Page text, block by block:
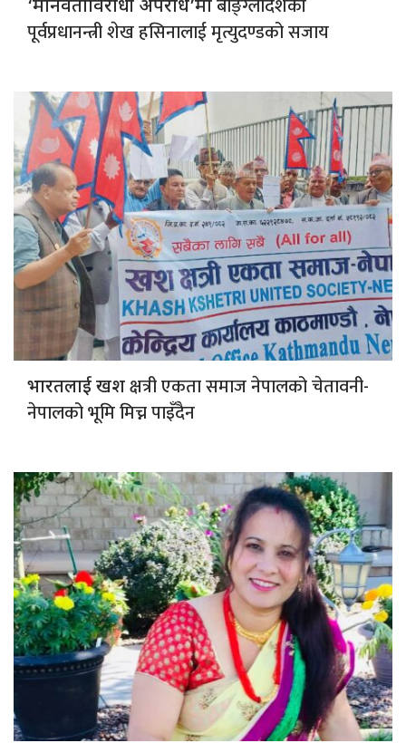
‘मानवताविरोधी अपराध’माबाङ्ग्लादेशकी
पूर्वप्रधानन्त्री शेख हसिनालाई मृत्युदण्डको सजाय
भारतलाई खशक्षत्री एकता समाज नेपालको चेतावनी-
नेपालको भूमि मिच्न पाइँदैन